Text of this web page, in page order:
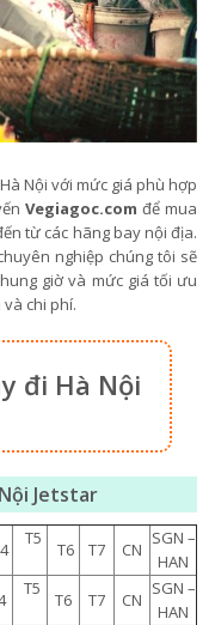
Nội với mức giá phù hợp
Vegiagoc.com để mua
từ các hãng bay nội địa.
nghiệp chúng tôi sẽ
giờ và mức giá tối ưu
chi phí.
đi Hà Nội
Jetstar
T5
T6 T7 CN
SGN –
HAN
T5
T6 T7 CN
SGN –
HAN